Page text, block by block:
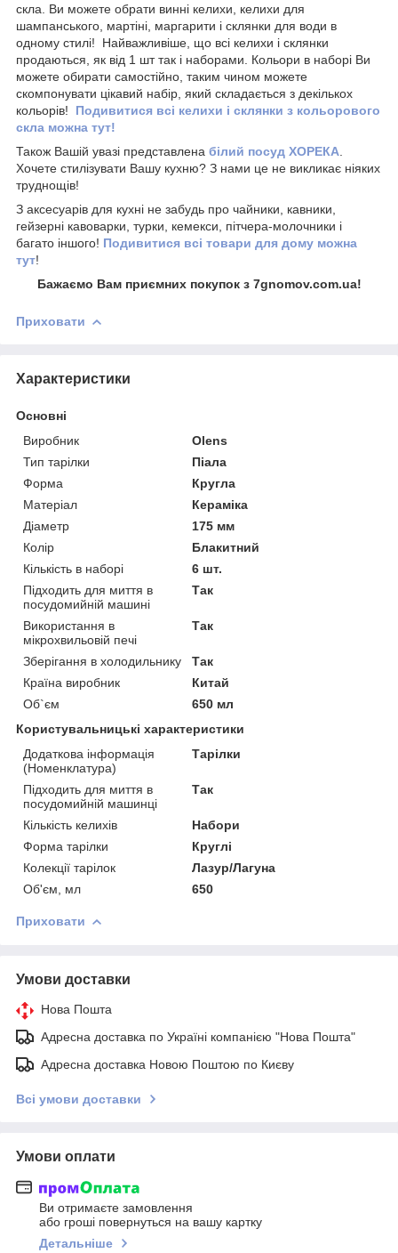
скла. Ви можете обрати винні келихи, келихи для
шампанського, мартіні, маргарити і склянки для води в
одному стилі! Найважливіше, що всі келихи і склянки
продаються, як від 1 шт так і наборами. Кольори в наборі Ви
можете обирати самостійно, таким чином можете
скомпонувати цікавий набір, який складається з декількох
кольорів! Подивитися всі келихи і склянки з кольорового
скла можна тут!
Також Вашій увазі представлена білий посуд ХОРЕКА
Хочете стилізувати Вашу кухню? З нами це не викликає ніяких
труднощів!
З аксесуарів для кухні не забудь про чайники, кавники,
гейзерні кавоварки, турки, кемекси, пітчера-молочники і
багато іншого! Подивитися всі товари для дому можна
тут!
Бажаємо Вам приємних покупок з 7gnomov.com.ua!
Приховати
Характеристики
Основні
Виробник
Olens
Тип тарілки
Піала
Форма
Кругла
Матеріал
Кераміка
Діаметр
175 мм
Колір
Блакитний
Кількість в наборі
6 шт.
Підходить для миття в
посудомийній машині
Так
Використання в
мікрохвильовій печі
Так
Зберігання в холодильнику
Так
Країна виробник
Китай
Об`єм
650 мл
Користувальницькі характеристики
Додаткова інформація
(Номенклатура)
Тарілки
Підходить для миття в
посудомийній машинці
Так
Кількість келихів
Набори
Форма тарілки
Круглі
Колекції тарілок
Лазур/Лагуна
Об'єм, мл
650
Приховати
Умови доставки
Нова Пошта
Адресна доставка по Україні компанією "Нова Пошта"
Адресна доставка Новою Поштою по Києву
Всі умови доставки
Умови оплати
Ви отримаєте замовлення
або гроші повернуться на вашу картку
Детальніше